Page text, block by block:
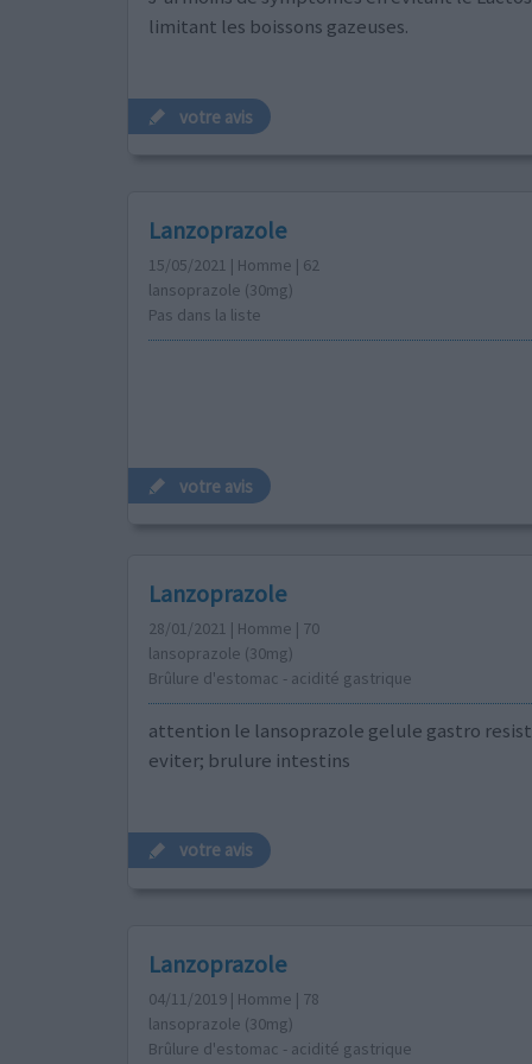
limitant les boissons gazeuses.
votre avis
Lanzoprazole
15/05/2021 | Homme | 62
lansoprazole (30mg)
Pas dans la liste
votre avis
Lanzoprazole
28/01/2021 | Homme | 70
lansoprazole (30mg)
Brûlure d'estomac - acidité gastrique
attention le lansoprazole gelule gastro
eviter; brulure intestins
votre avis
Lanzoprazole
04/11/2019 | Homme | 78
lansoprazole (30mg)
Brûlure d'estomac - acidité gastrique